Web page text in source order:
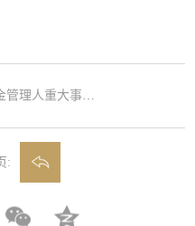
事项变更顺利通过
: